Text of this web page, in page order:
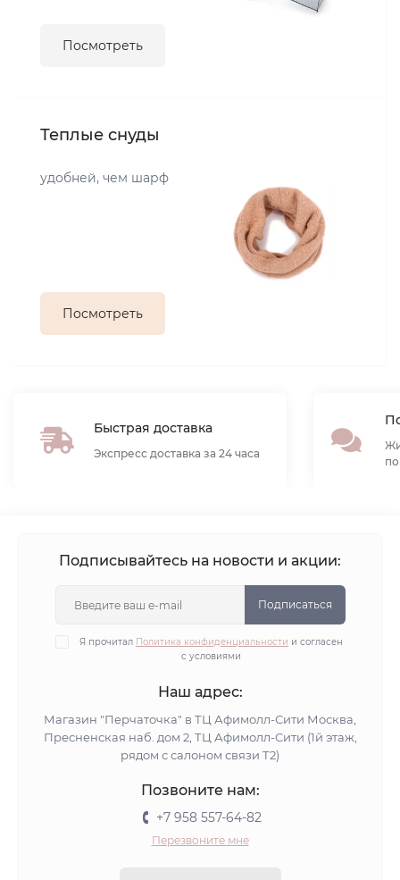
Посмотреть
Теплые снуды
удобней, чем шарф
Посмотреть
Быстрая доставка
Экспресс доставка за 24 часа
Подписывайтесь на новости и акции:
Подписаться
Я прочитал Политика конфиденциальности и согласен
с условиями
Наш адрес:
Магазин "Перчаточка" в ТЦ Афимолл-Сити Москва,
Пресненская наб. дом 2, ТЦ Афимолл-Сити (1й этаж,
рядом с салоном связи Т2)
Позвоните нам:
+7 958 557-64-82
Перезвоните мне